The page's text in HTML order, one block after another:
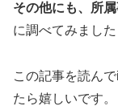
その他にも、所
に調べてみました
この記事を読ん
たら嬉しいです。